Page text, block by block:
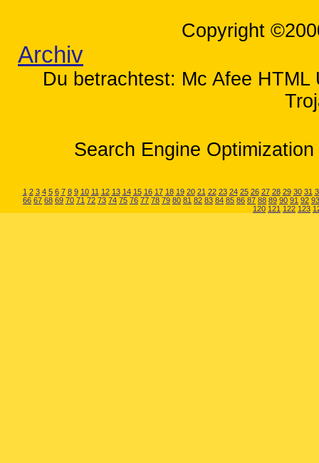
Copyright
Archiv
Du betrachtest: Mc Afee
Search Engine
1 2 3 4 5 6 7 8 9 10 11 12 13 14 15 16 17 18 19 20 21 22 23 24 25 26 27 28 29 30 31
66 67 68 69 70 71 72 73 74 75 76 77 78 79 80 81 82 83 84 85 86 87 88 89 90 91 92 93
120 121 122 123